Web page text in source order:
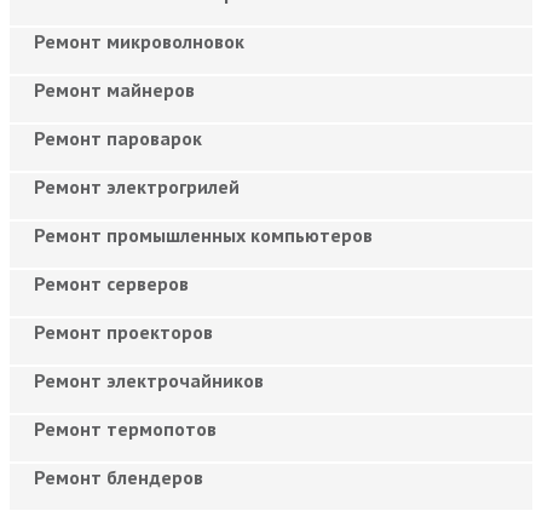
Ремонт микроволновок
Ремонт майнеров
Ремонт пароварок
Ремонт электрогрилей
Ремонт промышленных компьютеров
Ремонт серверов
Ремонт проекторов
Ремонт электрочайников
Ремонт термопотов
Ремонт блендеров